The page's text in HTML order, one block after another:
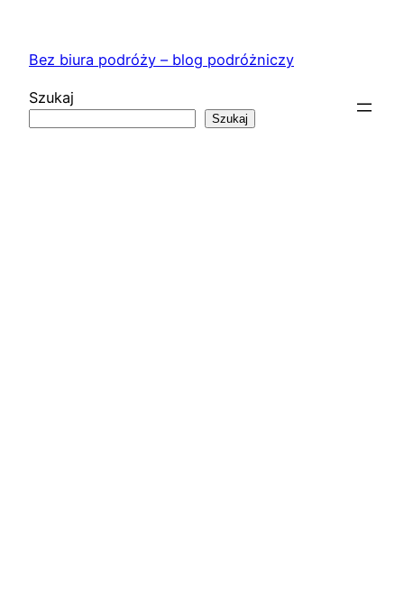
treściBez biura podróży – blog podróżniczy
Szukaj
Szukaj